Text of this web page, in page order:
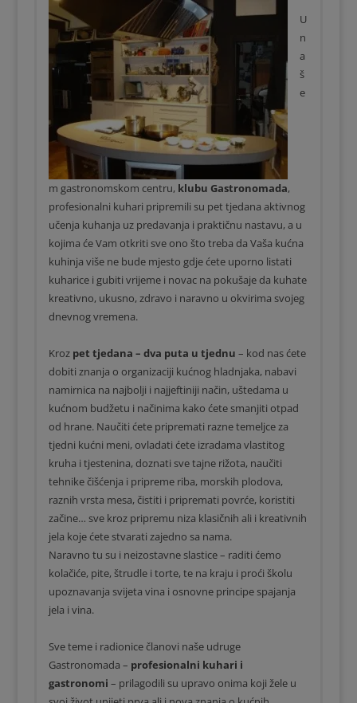
U
n
a
š
e
m gastronomskom centru, klubu Gastronomada,
profesionalni kuhari pripremili su pet tjedana aktivnog
učenja kuhanja uz predavanja i praktičnu nastavu, a u
kojima će Vam otkriti sve ono što treba da Vaša kućna
kuhinja više ne bude mjesto gdje ćete uporno listati
kuharice i gubiti vrijeme i novac na pokušaje da kuhate
kreativno, ukusno, zdravo i naravno u okvirima svojeg
dnevnog vremena.
Kroz pet tjedana – dva puta u tjednu – kod nas ćete
dobiti znanja o organizaciji kućnog hladnjaka, nabavi
namirnica na najbolji i najjeftiniji način, uštedama u
kućnom budžetu i načinima kako ćete smanjiti otpad
od hrane. Naučiti ćete pripremati razne temeljce za
tjedni kućni meni, ovladati ćete izradama vlastitog
kruha i tjestenina, doznati sve tajne rižota, naučiti
tehnike čišćenja i pripreme riba, morskih plodova,
raznih vrsta mesa, čistiti i pripremati povrće, koristiti
začine… sve kroz pripremu niza klasičnih ali i kreativnih
jela koje ćete stvarati zajedno sa nama.
Naravno tu su i neizostavne slastice – raditi ćemo
kolačiće, pite, štrudle i torte, te na kraju i proći školu
upoznavanja svijeta vina i osnovne principe spajanja
jela i vina.
Sve teme i radionice članovi naše udruge
Gastronomada – profesionalni kuhari i
gastronomi – prilagodili su upravo onima koji žele u